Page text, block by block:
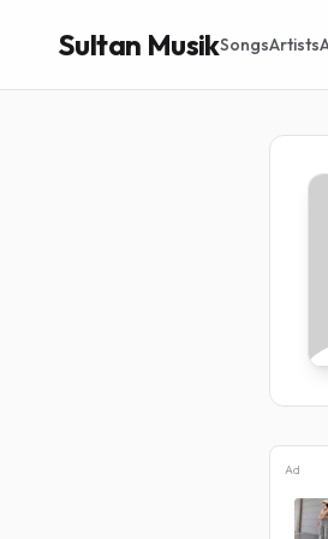
Sultan MusikSongsArtists
Ad